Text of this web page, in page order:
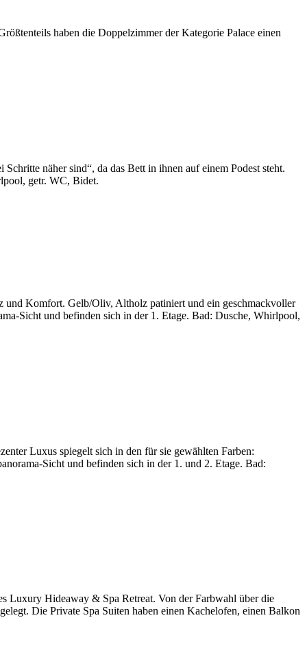
haben die Doppelzimmer der Kategorie Palace einen
näher sind“, da das Bett in ihnen auf einem Podest steht.
getr. WC, Bidet.
und Komfort. Gelb/Oliv, Altholz patiniert und ein geschmackvoller
Sicht und befinden sich in der 1. Etage. Bad: Dusche, Whirlpool,
Luxus spiegelt sich in den für sie gewählten Farben:
Sicht und befinden sich in der 1. und 2. Etage. Bad:
Luxury Hideaway & Spa Retreat. Von der Farbwahl über die
Die Private Spa Suiten haben einen Kachelofen, einen Balkon